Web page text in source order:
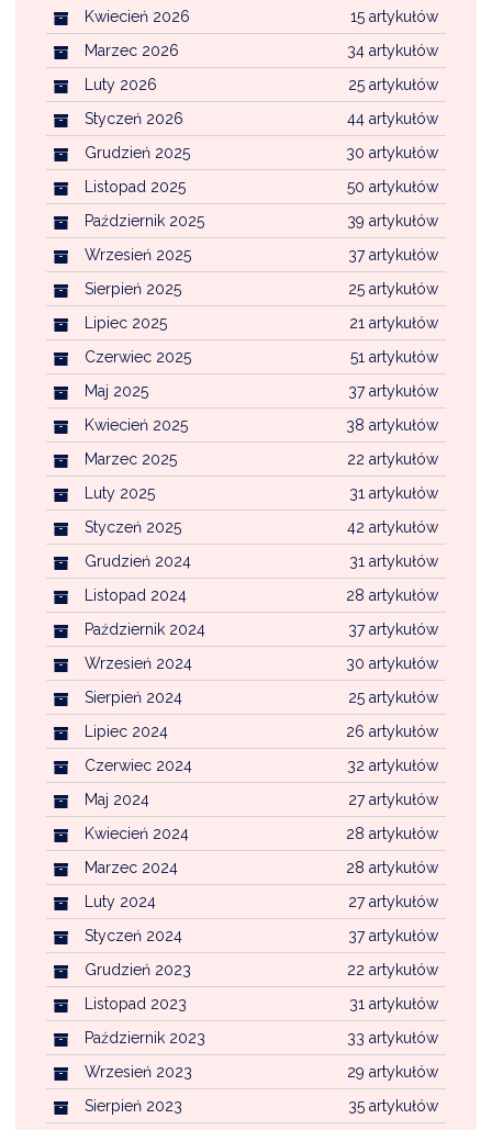
15 artykułów
Kwiecień 2026
34 artykułów
Marzec 2026
25 artykułów
Luty 2026
44 artykułów
Styczeń 2026
30 artykułów
Grudzień 2025
50 artykułów
Listopad 2025
39 artykułów
Październik 2025
37 artykułów
Wrzesień 2025
25 artykułów
Sierpień 2025
21 artykułów
Lipiec 2025
51 artykułów
Czerwiec 2025
37 artykułów
Maj 2025
38 artykułów
Kwiecień 2025
22 artykułów
Marzec 2025
31 artykułów
Luty 2025
42 artykułów
Styczeń 2025
31 artykułów
Grudzień 2024
28 artykułów
Listopad 2024
37 artykułów
Październik 2024
30 artykułów
Wrzesień 2024
25 artykułów
Sierpień 2024
26 artykułów
Lipiec 2024
32 artykułów
Czerwiec 2024
27 artykułów
Maj 2024
28 artykułów
Kwiecień 2024
28 artykułów
Marzec 2024
27 artykułów
Luty 2024
37 artykułów
Styczeń 2024
22 artykułów
Grudzień 2023
31 artykułów
Listopad 2023
33 artykułów
Październik 2023
29 artykułów
Wrzesień 2023
35 artykułów
Sierpień 2023